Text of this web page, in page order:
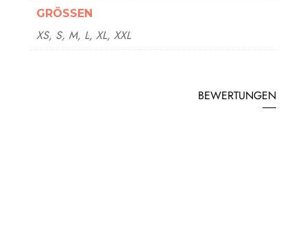
GRÖSSEN
XS, S, M, L, XL, XXL
BEWERTUNGEN